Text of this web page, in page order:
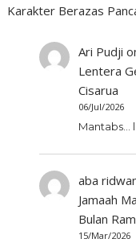
Karakter Berazas
Ari Pudji
Lentera
Cisarua
06/Jul/2026
Mantabs...
aba
Jamaah
Bulan
15/Mar/2026